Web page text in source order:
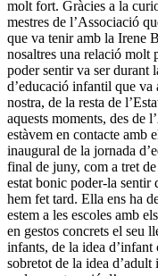
molt fort. Gràcies a la
mestres de l’Associació
que va tenir amb la Irene
nosaltres una relació molt
poder sentir va ser durant
d’educació infantil que va
nostra, de la resta de
aquests moments, des de
estàvem en contacte amb
inaugural de la jornada
final de juny, com a tret
estat bonic poder-la sentir
hem fet tard. Ella ens ha
estem a les escoles amb
en gestos concrets el seu
infants, de la idea d’infant
sobretot de la idea d’adult